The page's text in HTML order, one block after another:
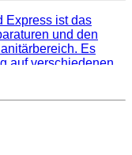
Express ist das
und den
Es
auf verschiedenen
und
Abdichtung. Es
Dusche